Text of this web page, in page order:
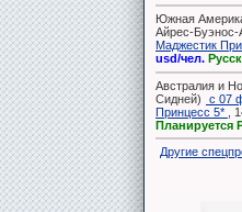
Южная
Айрес-Буэнос-
Маджестик
usd/чел.
Австралия и
Сидней)
с 07
Принцесс 5*
,
Планируется
Другие